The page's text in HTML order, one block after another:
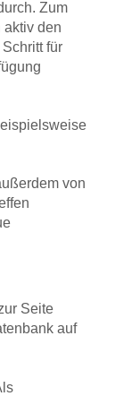
Zum
aktiv den
für
von
Seite
auf